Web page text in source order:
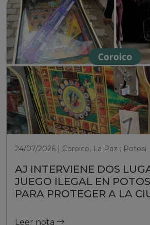
24/07/2026 | Coroico, La Paz ; Potosi
AJ INTERVIENE DOS
JUEGO ILEGAL EN
PARA PROTEGER A LA
Leer nota